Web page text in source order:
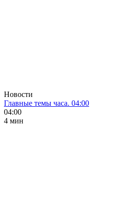
Новости
Главные темы часа. 04:00
04:00
4 мин